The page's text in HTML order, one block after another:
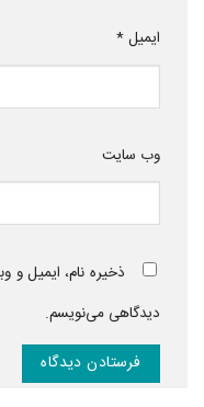
ایمیل*
وب‌ سایت
ذخیره نام، ایمیل و
دیدگاهی می‌نویسم.